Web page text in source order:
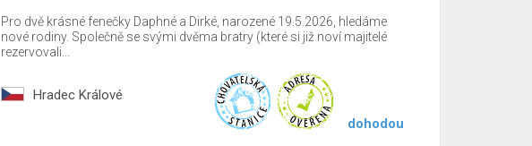
Pro dvě krásné fenečky Daphné a Dirké, narozené 19.5.2026, hledáme
nové rodiny. Společně se svými dvěma bratry (které si již noví majitelé
rezervovali...
Hradec Králové
dohodou